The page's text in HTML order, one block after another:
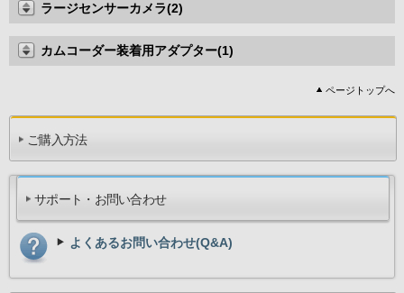
ラージセンサーカメラ(2)
カムコーダー装着用アダプター(1)
ページトップへ
ご購入方法
サポート・お問い合わせ
よくあるお問い合わせ(Q&A)